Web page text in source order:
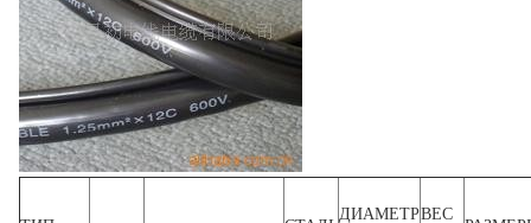
ДИАМЕТРВЕС